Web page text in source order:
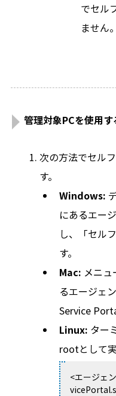
でセル
ません。
管理対象PCを使用
次の方法でセル
す。
Windows:
にあるエー
し、「セル
す。
Mac: メニ
るエージェ
Service
Linux: ター
rootとして実
<エージェ